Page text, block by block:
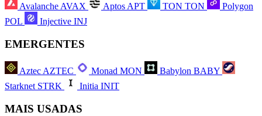
Avalanche AVAX Aptos APT TON TON
Polygon
POL
Injective INJ
EMERGENTES
AztecAZTEC Monad MON Babylon BABY
Starknet STRK Initia INIT
MAIS USADAS